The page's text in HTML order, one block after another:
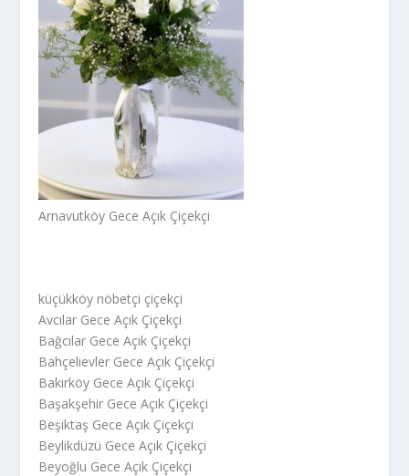
Arnavutköy Gece Açık Çiçekçi
küçükköy nöbetçi çiçekçi
Avcılar Gece Açık Çiçekçi
Bağcılar Gece Açık Çiçekçi
Bahçelievler Gece Açık Çiçekçi
Bakırköy Gece Açık Çiçekçi
Başakşehir Gece Açık Çiçekçi
Beşiktaş Gece Açık Çiçekçi
Beylikdüzü Gece Açık Çiçekçi
Beyoğlu Gece Açık Çiçekçi